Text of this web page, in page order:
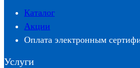
Каталог
Акции
Оплата электронным
Услуги